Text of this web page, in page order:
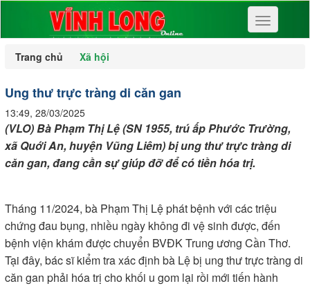
Toggle
navigation
Trang chủ
Xã hội
Ung thư trực tràng di căn gan
13:49, 28/03/2025
(VLO) Bà Phạm Thị Lệ (SN 1955, trú ấp Phước Trường,
xã Quới An, huyện Vũng Liêm) bị ung thư trực tràng di
căn gan, đang cần sự giúp đỡ để có tiền hóa trị.
Tháng 11/2024, bà Phạm Thị Lệ phát bệnh với các triệu
chứng đau bụng, nhiều ngày không đi vệ sinh được, đến
bệnh viện khám được chuyển BVĐK Trung ương Cần Thơ.
Tại đây, bác sĩ kiểm tra xác định bà Lệ bị ung thư trực tràng di
căn gan phải hóa trị cho khối u gom lại rồi mới tiến hành